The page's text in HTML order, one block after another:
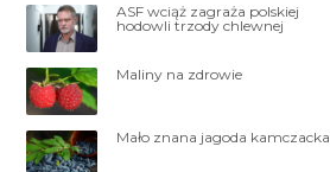
ASF wciąż zagraża polskiej
hodowli trzody chlewnej
Maliny na zdrowie
Mało znana jagoda kamczacka